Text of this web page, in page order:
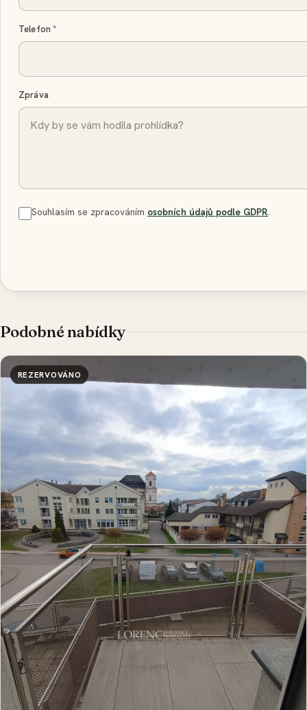
Telefon *
Zpráva
Souhlasím se zpracováním osobních údajů podle GDPR
Podobné nabídky
REZERVOVÁNO